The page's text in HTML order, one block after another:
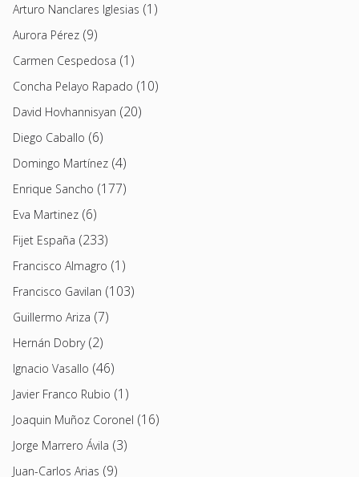
Arturo Nanclares Iglesias (1)
Aurora Pérez (9)
Carmen Cespedosa (1)
Concha Pelayo Rapado (10)
David Hovhannisyan (20)
Diego Caballo (6)
Domingo Martínez (4)
Enrique Sancho (177)
Eva Martinez (6)
Fijet España (233)
Francisco Almagro (1)
Francisco Gavilan (103)
Guillermo Ariza (7)
Hernán Dobry(2)
Ignacio Vasallo (46)
Javier Franco Rubio (1)
Joaquin Muñoz Coronel (16)
Jorge Marrero Ávila (3)
Juan-Carlos Arias (9)